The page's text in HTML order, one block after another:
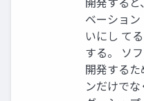
ベーショ
いにし て
する。 ソ
開発する
ンだけで